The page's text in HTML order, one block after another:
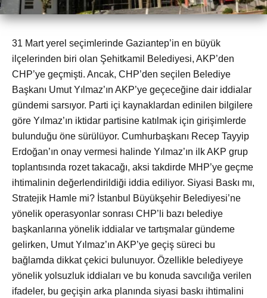
31 Mart yerel seçimlerinde Gaziantep’in en büyük
ilçelerinden biri olan Şehitkamil Belediyesi, AKP’den
CHP’ye geçmişti. Ancak, CHP’den seçilen Belediye
Başkanı Umut Yılmaz’ın AKP’ye geçeceğine dair iddialar
gündemi sarsıyor. Parti içi kaynaklardan edinilen bilgilere
göre Yılmaz’ın iktidar partisine katılmak için girişimlerde
bulunduğu öne sürülüyor. Cumhurbaşkanı Recep Tayyip
Erdoğan’ın onay vermesi halinde Yılmaz’ın ilk AKP grup
toplantısında rozet takacağı, aksi takdirde MHP’ye geçme
ihtimalinin değerlendirildiği iddia ediliyor. Siyasi Baskı mı,
Stratejik Hamle mi? İstanbul Büyükşehir Belediyesi’ne
yönelik operasyonlar sonrası CHP’li bazı belediye
başkanlarına yönelik iddialar ve tartışmalar gündeme
gelirken, Umut Yılmaz’ın AKP’ye geçiş süreci bu
bağlamda dikkat çekici bulunuyor. Özellikle belediyeye
yönelik yolsuzluk iddiaları ve bu konuda savcılığa verilen
ifadeler, bu geçişin arka planında siyasi baskı ihtimalini